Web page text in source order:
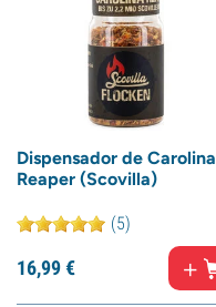
Dispensador de Carolina
Reaper (Scovilla)
(5)
16,99€